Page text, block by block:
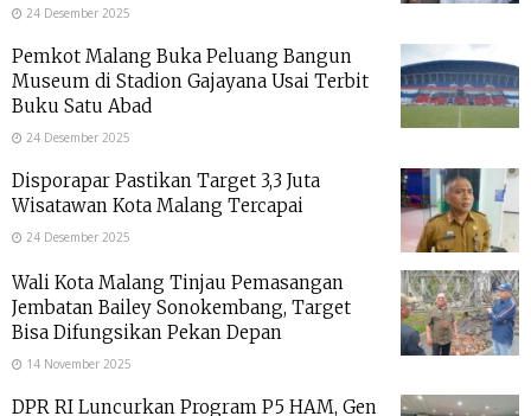
24 Desember 2025
Pemkot Malang Buka Peluang Bangun
Museum di Stadion Gajayana Usai Terbit
Buku Satu Abad
24 Desember 2025
Disporapar Pastikan Target 3,3 Juta
Wisatawan Kota Malang Tercapai
24 Desember 2025
Wali Kota Malang Tinjau Pemasangan
Jembatan Bailey Sonokembang, Target
Bisa Difungsikan Pekan Depan
14 November 2025
DPR RI Luncurkan Program P5 HAM, Gen